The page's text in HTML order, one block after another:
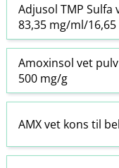
Adjusol TMP
83,35 mg/ml/
Amoxinsol vet
500 mg/g
AMX vet kons til